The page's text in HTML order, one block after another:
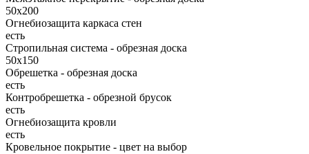
50х200
Огнебиозащита каркаса стен
есть
Стропильная система - обрезная доска
50х150
Обрешетка - обрезная доска
есть
Контробрешетка - обрезной брусок
есть
Огнебиозащита кровли
есть
Кровельное покрытие - цвет на выбор